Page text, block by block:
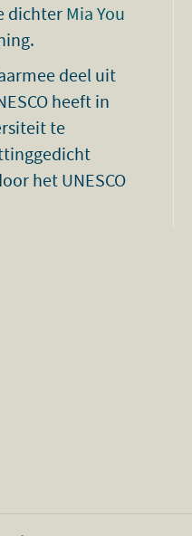
dichter Mia You
deel uit
heeft in
te
het UNESCO